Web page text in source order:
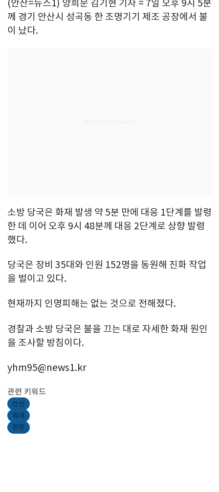
(안산=뉴스1) 양희문 김기현 기자 = 7일 오후 9시 5분
께 경기 안산시 성곡동 한 조명기기 제조 공장에서 불
이 났다.
소방 당국은 화재 발생 약 5분 만에 대응 1단계를 발령
한 데 이어 오후 9시 48분께 대응 2단계로 상향 발령
했다.
당국은 장비 35대와 인원 152명을 동원해 진화 작업
을 벌이고 있다.
현재까지 인명피해는 없는 것으로 전해졌다.
경찰과 소방 당국은 불을 끄는 대로 자세한 화재 원인
을 조사할 방침이다.
yhm95@news1.kr
관련 키워드
안산
화재
현장